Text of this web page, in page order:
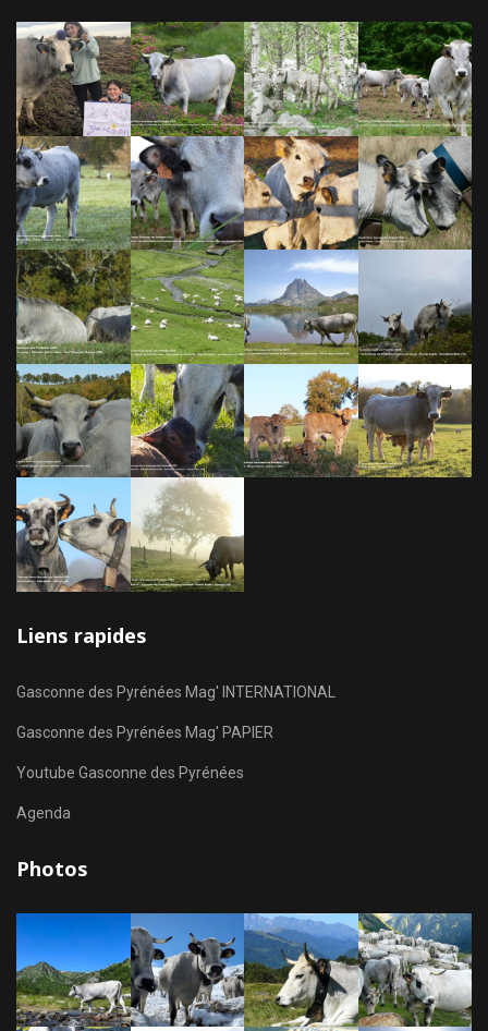
Liens rapides
Gasconne des Pyrénées Mag' INTERNATIONAL
Gasconne des Pyrénées Mag' PAPIER
Youtube Gasconne des Pyrénées
Agenda
Photos